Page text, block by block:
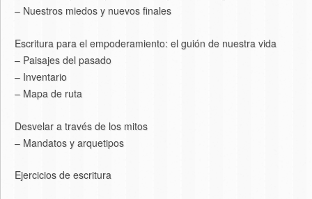
– Nuestros miedos y nuevos finales
Escritura para el empoderamiento: el guión de nuestra vida
– Paisajes del pasado
– Inventario
– Mapa de ruta
Desvelar a través de los mitos
– Mandatos y arquetipos
Ejercicios de escritura